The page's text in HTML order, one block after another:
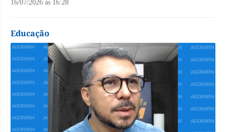
16/07/2026 às 16:28
Educação